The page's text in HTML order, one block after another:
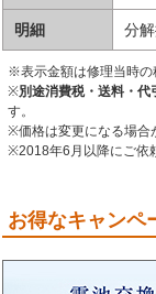
明細 分
※表示金額は修理当時の
※別途消費税・送料・代
す。
※価格は変更になる場合
※2018年6月以降にご依
お得なキャンペ